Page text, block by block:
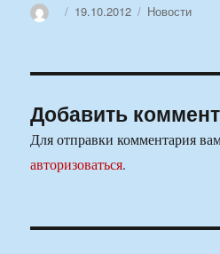
АвторОпубликовано
19.10.2012 Рубрики
Новости
Добавить
Для отправки комментария
авторизоваться.